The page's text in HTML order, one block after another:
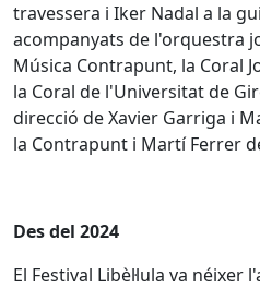
travessera i Iker Nadal a la
acompanyats de l'orquestra
Música Contrapunt, la Coral
la Coral de l'Universitat de
direcció de Xavier Garriga i
la Contrapunt i Martí Ferrer
Des del 2024
El Festival Libèl·lula va néixer